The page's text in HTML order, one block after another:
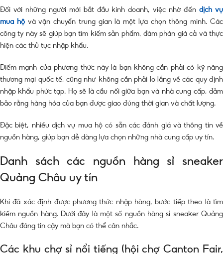
Đối với những người mới bắt đầu kinh doanh, việc nhờ đếndịch vụ
mua hộvà vận chuyển trung gian là một lựa chọn thông minh. Các
công ty này sẽ giúp bạn tìm kiếm sản phẩm, đàm phán giá cả và thực
hiện các thủ tục nhập khẩu.
Điểm mạnh của phương thức này là bạn không cần phải có kỹ năng
thương mại quốc tế, cũng như không cần phải lo lắng về các quy định
nhập khẩu phức tạp. Họ sẽ là cầu nối giữa bạn và nhà cung cấp, đảm
bảo rằng hàng hóa của bạn được giao đúng thời gian và chất lượng.
Đặc biệt, nhiều dịch vụ mua hộ có sẵn các đánh giá và thông tin về
nguồn hàng, giúp bạn dễ dàng lựa chọn những nhà cung cấp uy tín.
Danh sách các nguồn hàng sỉ sneaker
Quảng Châu uy tín
Khi đã xác định được phương thức nhập hàng, bước tiếp theo là tìm
kiếm nguồn hàng. Dưới đây là một số nguồn hàng sỉ sneaker Quảng
Châu đáng tin cậy mà bạn có thể cân nhắc.
Các khu chợ sỉ nổi tiếng (hội chợ Canton Fair,